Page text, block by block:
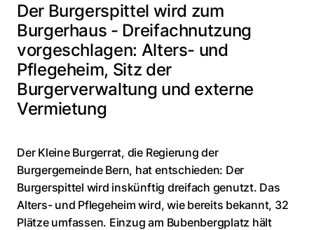
Der Burgerspittel wird zum
Burgerhaus - Dreifachnutzung
vorgeschlagen: Alters- und
Pflegeheim, Sitz der
Burgerverwaltung und externe
Vermietung
Der Kleine Burgerrat, die Regierung der
Burgergemeinde Bern, hat entschieden: Der
Burgerspittel wird inskünftig dreifach genutzt. Das
Alters- und Pflegeheim wird, wie bereits bekannt, 32
Plätze umfassen. Einzug am Bubenbergplatz hält